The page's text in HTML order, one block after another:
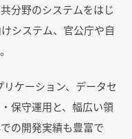
分野のシステムをはじ
システム、官公庁や自
ケーション、データセ
保守運用と、幅広い領
の開発実績も豊富で